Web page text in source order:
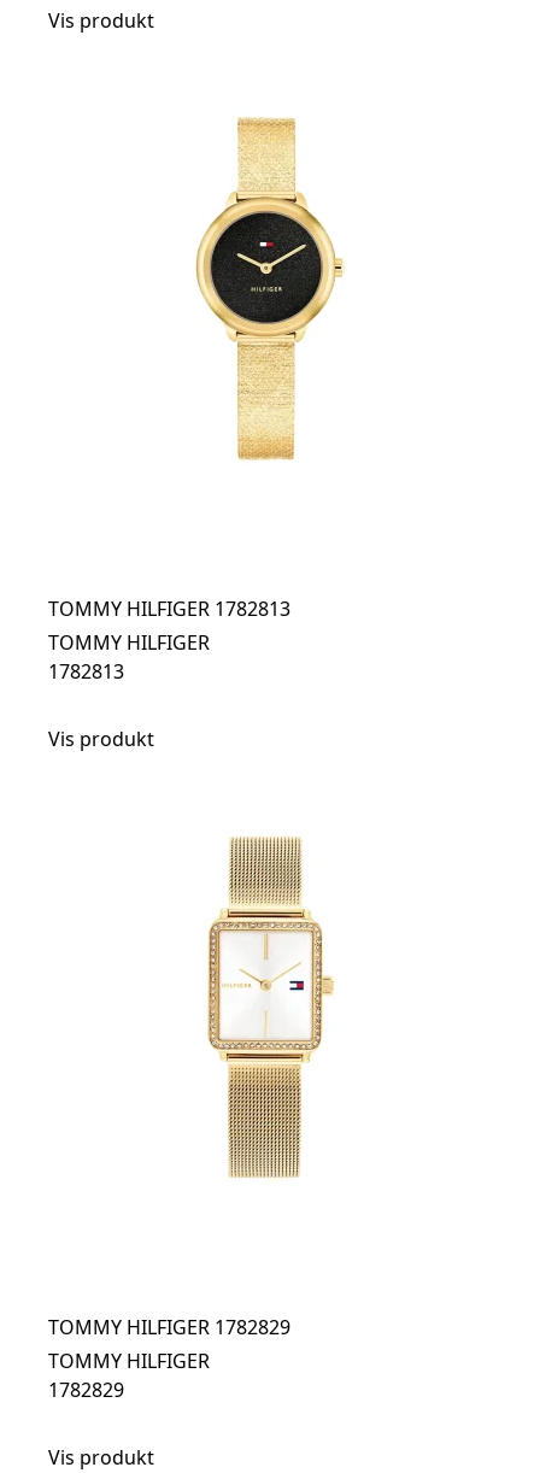
Vis produkt
TOMMY HILFIGER 1782813
TOMMY HILFIGER
1782813
Vis produkt
TOMMY HILFIGER 1782829
TOMMY HILFIGER
1782829
Vis produkt